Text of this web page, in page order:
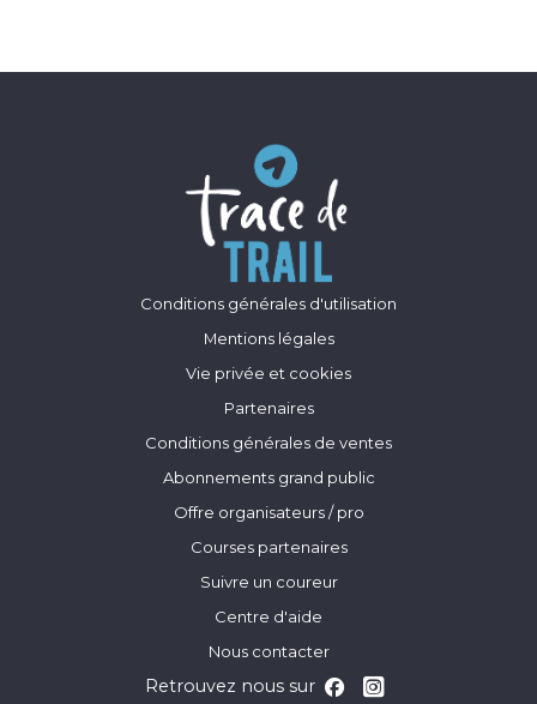
Conditions générales d'utilisation
Mentions légales
Vie privée et cookies
Partenaires
Conditions générales de ventes
Abonnements grand public
Offre organisateurs / pro
Courses partenaires
Suivre un coureur
Centre d'aide
Nous contacter
Retrouvez nous sur